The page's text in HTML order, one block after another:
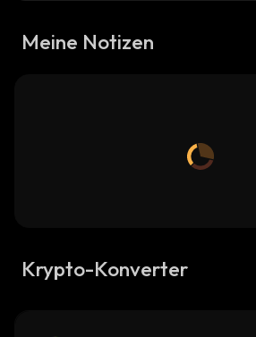
Meine Notizen
Krypto-Konverter